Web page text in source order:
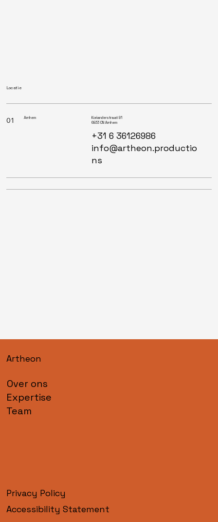
Locatie
01 Arnhem
Korianderstraat 81
6833 CN Arnhem
+31 6 36126986
info@artheon.productio
ns
Over ons
Expertise
Team
Privacy Policy
Accessibility Statement
Artheon